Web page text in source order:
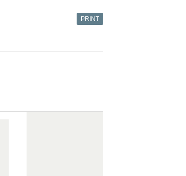
PRINT